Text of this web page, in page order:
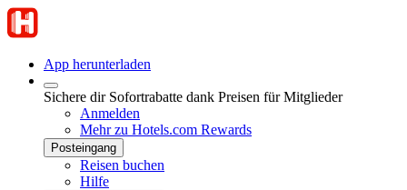
App herunterladen
Sichere dir Sofortrabatte dank Preisen für Mitglieder
Anmelden
Mehr zu Hotels.com Rewards
Posteingang
Reisen buchen
Hilfe